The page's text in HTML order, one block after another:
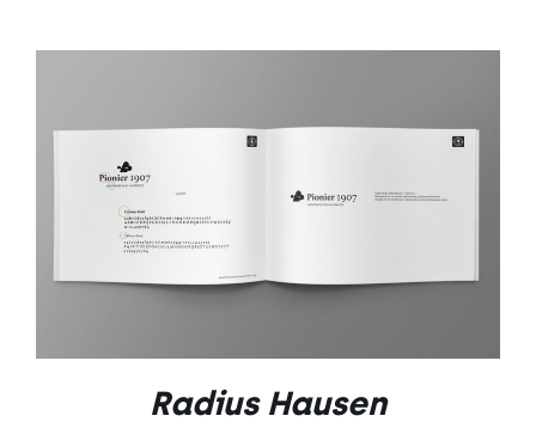
DODAJ DO KOSZYKA
SZCZEGÓŁY
Radius Hausen